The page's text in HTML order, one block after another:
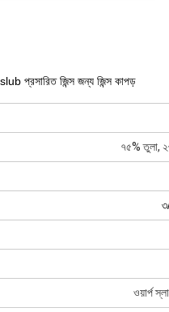
প্রসারিত জিন্স জন্য জিন্স কাপড়
৭৫% তুলা,
ওয়ার্প